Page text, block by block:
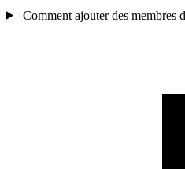
Comment ajouter des membres